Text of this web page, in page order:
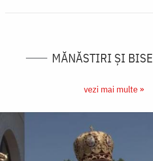
MĂNĂSTIRI ȘI
vezi mai multe »